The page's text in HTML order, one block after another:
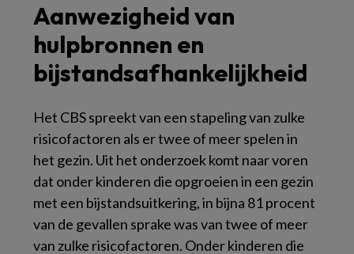
Aanwezigheid van
hulpbronnen en
bijstandsafhankelijkheid
Het CBS spreekt van een stapeling van zulke
risicofactoren als er twee of meer spelen in
het gezin. Uit het onderzoek komt naar voren
dat onder kinderen die opgroeien in een gezin
met een bijstandsuitkering, in bijna 81 procent
van de gevallen sprake was van twee of meer
van zulke risicofactoren. Onder kinderen die